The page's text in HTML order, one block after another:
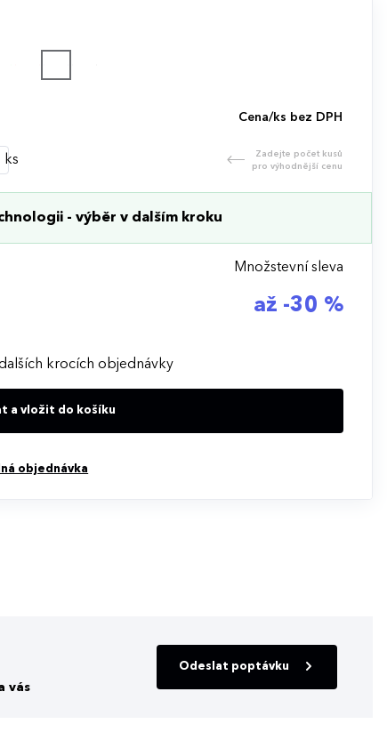
Cena/ks bez DPH
ks
Zadejte počet kusů
pro výhodnější cenu
- výběr v dalším kroku
Množstevní sleva
až -30 %
krocích objednávky
a vložit do košíku
objednávka
vás
Odeslat poptávku